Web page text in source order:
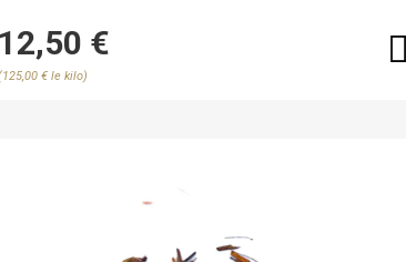
12,50 €
€ le kilo)